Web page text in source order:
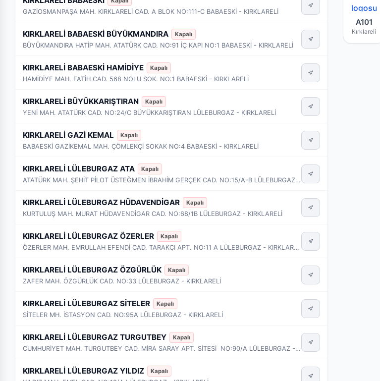
GAZİOSMANPAŞA MAH. KIRKLARELİ CAD. A BLOK NO:111-C BABAESKİ - KIRKLARELİ
KIRKLARELİ BABAESKİ BÜYÜKMANDIRA Kapalı
BÜYÜKMANDIRA HATİP MAH. ATATÜRK CAD. NO:91 İÇ KAPI NO:1 BABAESKİ - KIRKLARELİ
KIRKLARELİ BABAESKİ HAMİDİYE Kapalı
HAMİDİYE MAH. FATİH CAD. 568 NOLU SOK. NO:1 BABAESKİ - KIRKLARELİ
KIRKLARELİ BÜYÜKKARIŞTIRAN Kapalı
YENİ MAH. ATATÜRK CAD. NO:24/C BÜYÜKKARIŞTIRAN LÜLEBURGAZ - KIRKLARELİ
KIRKLARELİ GAZİ KEMAL Kapalı
BABAESKİ GAZİKEMAL MAH. ÇÖMLEKÇİ SOKAK NO:4 BABAESKİ - KIRKLARELİ
KIRKLARELİ LÜLEBURGAZ ATA Kapalı
ATATÜRK MAH. ŞEHİT PİLOT ÜSTEĞMEN İBRAHİM GERÇEK CAD. NO:15/A-B LÜLEBURGAZ - KIRKLARELİ
KIRKLARELİ LÜLEBURGAZ HÜDAVENDİGAR Kapalı
KURTULUŞ MAH. MURAT HÜDAVENDİGAR CAD. NO:68/1B LÜLEBURGAZ - KIRKLARELİ
KIRKLARELİ LÜLEBURGAZ ÖZERLER Kapalı
ÖZERLER MAH. EMRULLAH EFENDİ CAD. TARAKÇI APT. NO:11 A LÜLEBURGAZ - KIRKLARELİ
KIRKLARELİ LÜLEBURGAZ ÖZGÜRLÜK Kapalı
ZAFER MAH. ÖZGÜRLÜK CAD. NO:33 LÜLEBURGAZ - KIRKLARELİ
KIRKLARELİ LÜLEBURGAZ SİTELER Kapalı
SİTELER MH. İSTASYON CAD. NO:95A LÜLEBURGAZ - KIRKLARELİ
KIRKLARELİ LÜLEBURGAZ TURGUTBEY Kapalı
CUMHURİYET MAH. TURGUTBEY CAD. MİRA SARAY APT. SİTESİ NO:90/A LÜLEBURGAZ - KIRKLARELİ
KIRKLARELİ LÜLEBURGAZ YILDIZ Kapalı
A101
Kırklareli